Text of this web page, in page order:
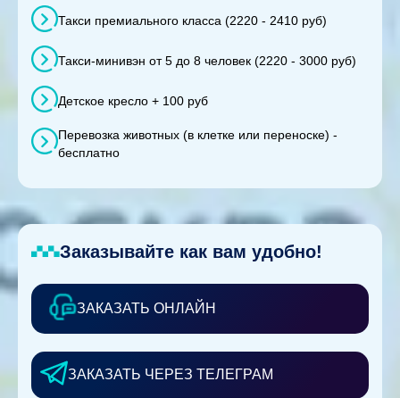
Такси премиального класса (2220 - 2410 руб)
Такси-минивэн от 5 до 8 человек (2220 - 3000 руб)
Детское кресло + 100 руб
Перевозка животных (в клетке или переноске) -
бесплатно
Заказывайте как вам удобно!
ЗАКАЗАТЬ ОНЛАЙН
ЗАКАЗАТЬ ЧЕРЕЗ ТЕЛЕГРАМ